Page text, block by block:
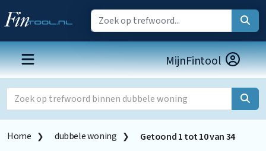
MijnFintool
Home dubbele woning Getoond1tot10van34